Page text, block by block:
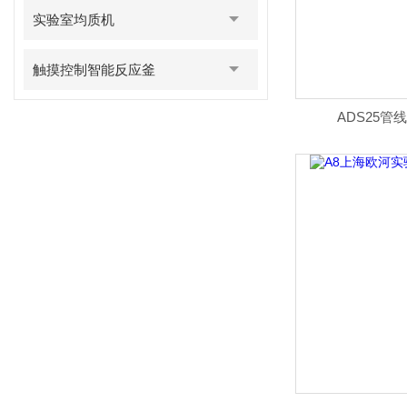
实验室均质机
触摸控制智能反应釜
ADS25管